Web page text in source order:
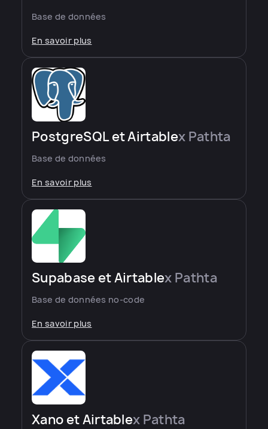
Base de données
En savoir plus
PostgreSQL et Airtablex Pathta
Base de données
En savoir plus
Supabase et Airtablex Pathta
Base de données no-code
En savoir plus
Xano et Airtablex Pathta